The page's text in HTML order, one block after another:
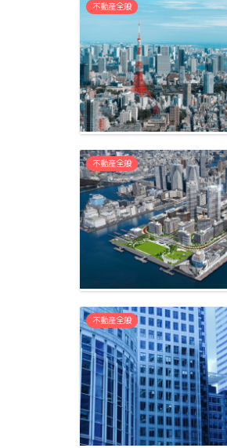
不動産全般
不動産全般
不動産全般